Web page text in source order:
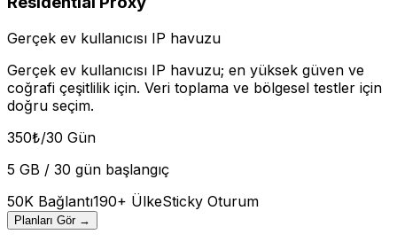
Gerçek ev kullanıcısı IP havuzu
Gerçek ev kullanıcısı IP havuzu; en yüksek güven ve
coğrafi çeşitlilik için. Veri toplama ve bölgesel testler için
doğru seçim.
350₺/30 Gün
5 GB / 30 gün başlangıç
50K Bağlantı190+ ÜlkeSticky Oturum
Planları Gör →